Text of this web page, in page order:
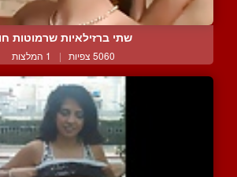
שתי ברזילאיות שרמוטות
5060 צפיות | 1 המלצות